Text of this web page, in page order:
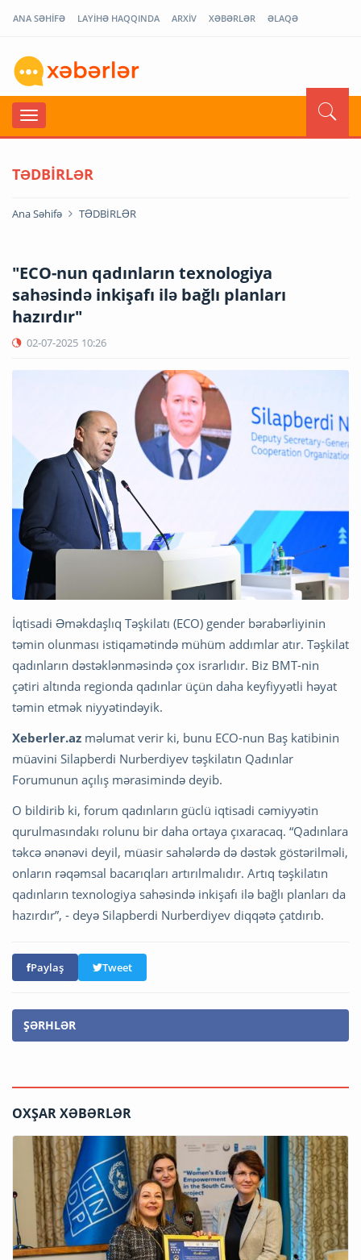
ANA SƏHİFƏ LAYİHƏ HAQQINDA ARXİV XƏBƏRLƏR ƏLAQƏ
TƏDBİRLƏR
Ana Səhifə TƏDBİRLƏR
"ECO-nun qadınların texnologiya
sahəsində inkişafı ilə bağlı planları
hazırdır"
02-07-2025 10:26
İqtisadi Əməkdaşlıq Təşkilatı (ECO) gender bərabərliyinin
təmin olunması istiqamətində mühüm addımlar atır. Təşkilat
qadınların dəstəklənməsində çox israrlıdır. Biz BMT-nin
çətiri altında regionda qadınlar üçün daha keyfiyyətli həyat
təmin etmək niyyətindəyik.
Xeberler.az məlumat verir ki, bunu ECO-nun Baş katibinin
müavini Silapberdi Nurberdiyev təşkilatın Qadınlar
Forumunun açılış mərasimində deyib.
O bildirib ki, forum qadınların güclü iqtisadi cəmiyyətin
qurulmasındakı rolunu bir daha ortaya çıxaracaq. “Qadınlara
təkcə ənənəvi deyil, müasir sahələrdə də dəstək göstərilməli,
onların rəqəmsal bacarıqları artırılmalıdır. Artıq təşkilatın
qadınların texnologiya sahəsində inkişafı ilə bağlı planları da
hazırdır”, - deyə Silapberdi Nurberdiyev diqqətə çatdırıb.
Paylaş Tweet
ŞƏRHLƏR
OXŞAR XƏBƏRLƏR